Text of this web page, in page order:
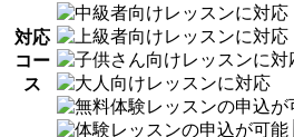
対応
コー
ス